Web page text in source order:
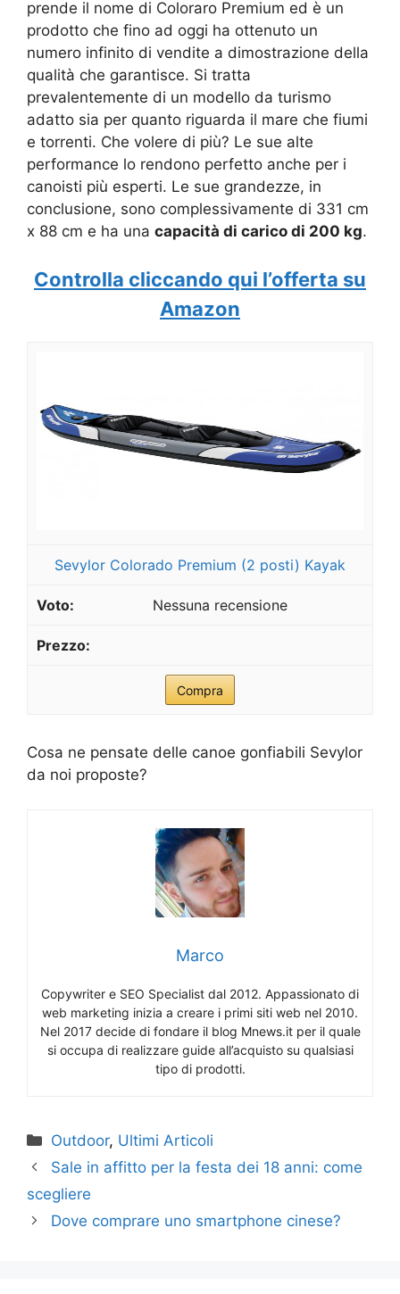
prende il nome di Coloraro Premium ed è un
prodotto che fino ad oggi ha ottenuto un
numero infinito di vendite a dimostrazione della
qualità che garantisce. Si tratta
prevalentemente di un modello da turismo
adatto sia per quanto riguarda il mare che fiumi
e torrenti. Che volere di più? Le sue alte
performance lo rendono perfetto anche per i
canoisti più esperti. Le sue grandezze, in
conclusione, sono complessivamente di 331 cm
x 88 cm e ha una capacità di carico di 200 kg.
Controlla cliccando qui l’offerta su
Amazon
Sevylor Colorado Premium (2 posti) Kayak
Nessuna recensione
Compra
Cosa ne pensate delle canoe gonfiabili Sevylor
da noi proposte?
Marco
Copywriter e SEO Specialist dal 2012. Appassionato di
web marketing inizia a creare i primi siti web nel 2010.
Nel 2017 decide di fondare il blog Mnews.it per il quale
si occupa di realizzare guide all’acquisto su qualsiasi
tipo di prodotti.
Categorie
Outdoor, Ultimi Articoli
Sale in affitto per la festa dei 18 anni: come
scegliere
Dove comprare uno smartphone cinese?